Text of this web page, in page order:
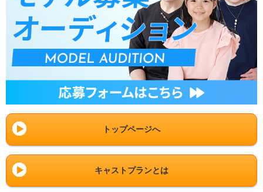
トップページへ
キャストプランとは